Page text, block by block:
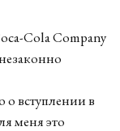
Cola Company
о вступлении в
меня это